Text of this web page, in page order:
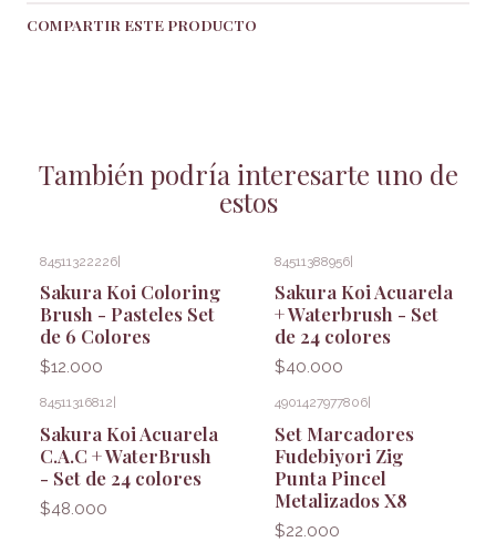
COMPARTIR ESTE PRODUCTO
También podría interesarte uno de
estos
84511322226
Sakura Koi Coloring
Brush - Pasteles Set
de 6 Colores
$12.000
84511388956
Sakura Koi Acuarela
+ Waterbrush - Set
de 24 colores
$40.000
84511316812
Sakura Koi Acuarela
C.A.C + WaterBrush
- Set de 24 colores
$48.000
4901427977806
Set Marcadores
Fudebiyori Zig
Punta Pincel
Metalizados X8
$22.000